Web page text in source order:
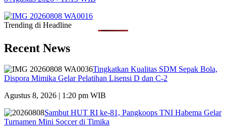
Trending di Headline
Recent News
Tingkatkan Kualitas SDM Sepak Bola,
Dispora Mimika Gelar Pelatihan Lisensi D dan C-2
Agustus 8, 2026 | 1:20 pm WIB
Sambut HUT RI ke-81, Pangkoops TNI Habema Gelar
Turnamen Mini Soccer di Timika